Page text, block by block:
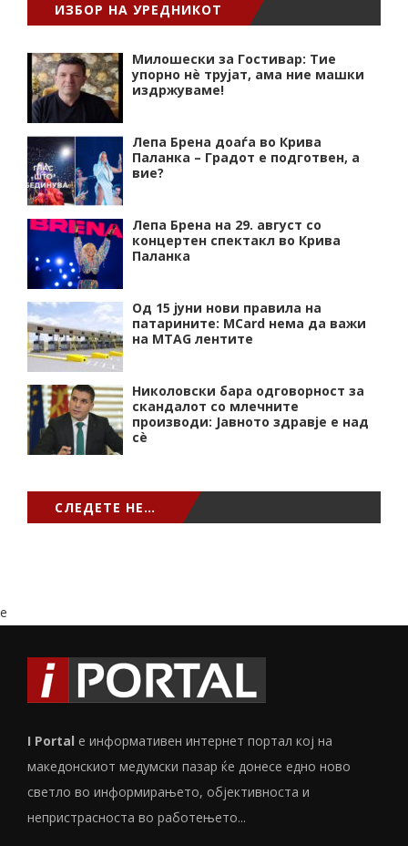
ИЗБОР НА УРЕДНИКОТ
Милошески за Гостивар: Тие
упорно нѐ трујат, ама ние машки
издржуваме!
Лепа Брена доаѓа во Крива
Паланка – Градот е подготвен, а
вие?
Лепа Брена на 29. август со
концертен спектакл во Крива
Паланка
Од 15 јуни нови правила на
патарините: MCard нема да важи
на MTAG лентите
Николовски бара одговорност за
скандалот со млечните
производи: Јавното здравје е над
сѐ
СЛЕДЕТЕ НЕ…
e
I Portal е информативен интернет портал кој на
македонскиот медумски пазар ќе донесе едно ново
светло во информирањето, објективноста и
непристрасноста во работењето...